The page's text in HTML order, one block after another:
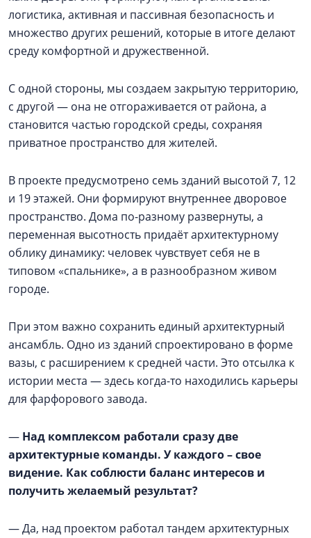
логистика, активная и пассивная безопасность и
множество других решений, которые в итоге делают
среду комфортной и дружественной.
С одной стороны, мы создаем закрытую территорию,
с другой — она не отгораживается от района, а
становится частью городской среды, сохраняя
приватное пространство для жителей.
В проекте предусмотрено семь зданий высотой 7, 12
и 19 этажей. Они формируют внутреннее дворовое
пространство. Дома по-разному развернуты, а
переменная высотность придаёт архитектурному
облику динамику: человек чувствует себя не в
типовом «спальнике», а в разнообразном живом
городе.
При этом важно сохранить единый архитектурный
ансамбль. Одно из зданий спроектировано в форме
вазы, с расширением к средней части. Это отсылка к
истории места — здесь когда-то находились карьеры
для фарфорового завода.
— Над комплексом работали сразу две
архитектурные команды. У каждого – свое
видение. Как соблюсти баланс интересов и
получить желаемый результат?
— Да, над проектом работал тандем архитектурных